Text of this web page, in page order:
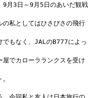
9月3日～9月5日のあいだ観戦
私としてはひさびさの飛行
でもなく、JALのB777によっ
でカローラランクスを受け